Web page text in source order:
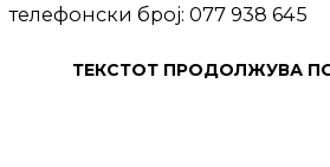
телефонски број: 077 938 645
ТЕКСТОТ ПРОДОЛЖУВА